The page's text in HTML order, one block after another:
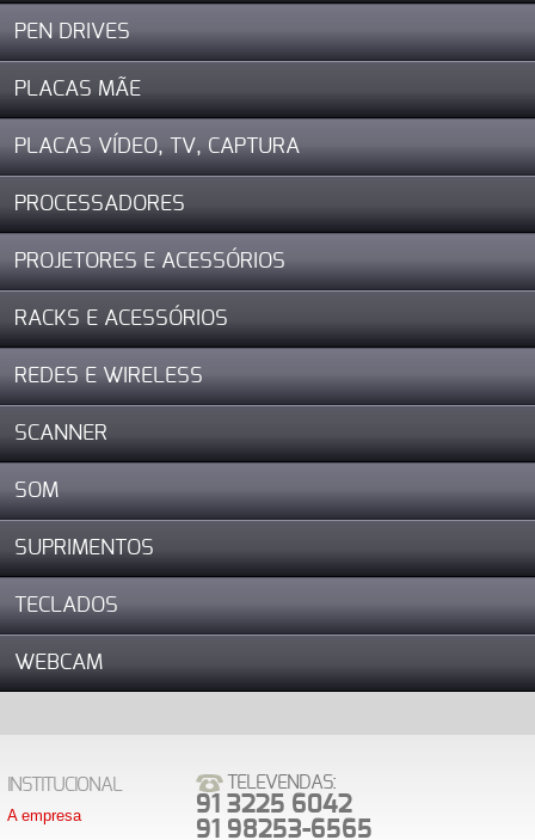
PEN DRIVES
PLACAS MÃE
PLACAS VÍDEO, TV, CAPTURA
PROCESSADORES
PROJETORES E ACESSÓRIOS
RACKS E ACESSÓRIOS
REDES E WIRELESS
SCANNER
SOM
SUPRIMENTOS
TECLADOS
WEBCAM
INSTITUCIONAL
A empresa
TELEVENDAS:
91 3225 6042
91 98253-6565